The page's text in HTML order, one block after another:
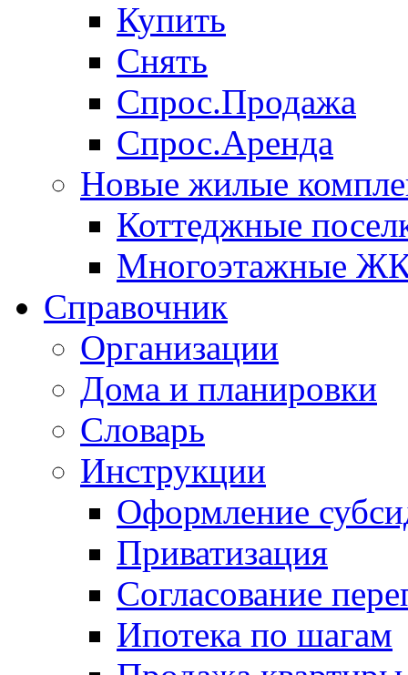
Купить
Снять
Спрос.Продажа
Спрос.Аренда
Новые жилые
Коттеджные
Многоэтажные
Справочник
Организации
Дома и планировки
Словарь
Инструкции
Оформление
Приватизация
Согласование
Ипотека по шагам